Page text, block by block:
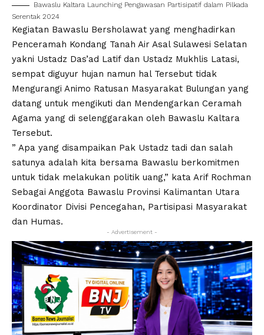
Bawaslu Kaltara Launching Pengawasan Partisipatif dalam Pilkada
Serentak 2024
Kegiatan Bawaslu Bersholawat yang menghadirkan
Penceramah Kondang Tanah Air Asal Sulawesi Selatan
yakni Ustadz Das’ad Latif dan Ustadz Mukhlis Latasi,
sempat diguyur hujan namun hal Tersebut tidak
Mengurangi Animo Ratusan Masyarakat Bulungan yang
datang untuk mengikuti dan Mendengarkan Ceramah
Agama yang di selenggarakan oleh Bawaslu Kaltara
Tersebut.
” Apa yang disampaikan Pak Ustadz tadi dan salah
satunya adalah kita bersama Bawaslu berkomitmen
untuk tidak melakukan politik uang,” kata Arif Rochman
Sebagai Anggota Bawaslu Provinsi Kalimantan Utara
Koordinator Divisi Pencegahan, Partisipasi Masyarakat
dan Humas.
- Advertisement -